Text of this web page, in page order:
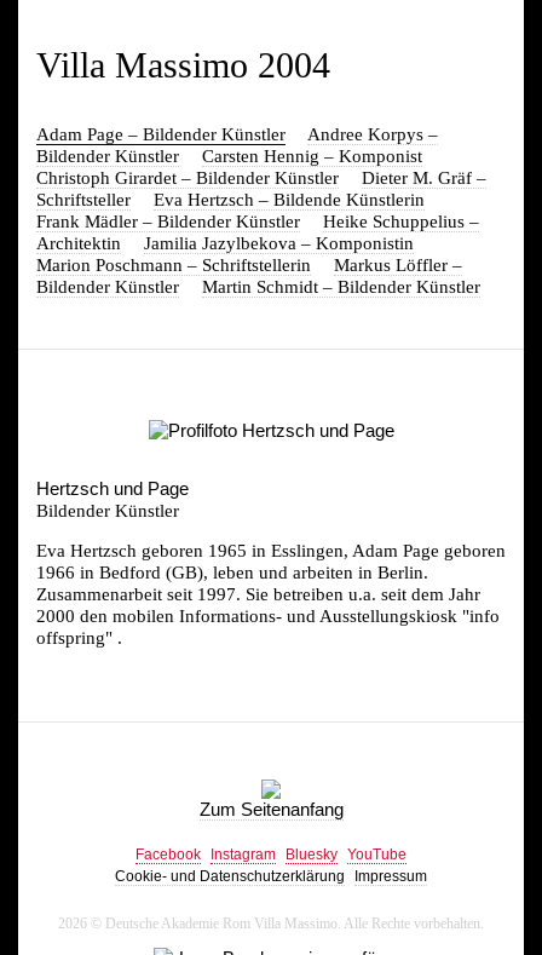
Villa Massimo 2004
Adam Page – Bildender Künstler
Andree Korpys –
Bildender Künstler
Carsten Hennig – Komponist
Christoph Girardet – Bildender Künstler
Dieter M. Gräf –
Schriftsteller
Eva Hertzsch – Bildende Künstlerin
Frank Mädler – Bildender Künstler
Heike Schuppelius –
Architektin
Jamilia Jazylbekova – Komponistin
Marion Poschmann – Schriftstellerin
Markus Löffler –
Bildender Künstler
Martin Schmidt – Bildender Künstler
Hertzsch und Page
Bildender Künstler
Eva Hertzsch geboren 1965 in Esslingen, Adam Page geboren
1966 in Bedford (GB), leben und arbeiten in Berlin.
Zusammenarbeit seit 1997. Sie betreiben u.a. seit dem Jahr
2000 den mobilen Informations- und Ausstellungskiosk "info
offspring" .
Zum Seitenanfang
Facebook Instagram Bluesky YouTube
Cookie- und Datenschutzerklärung
Impressum
2026 © Deutsche Akademie Rom Villa Massimo. Alle Rechte vorbehalten.